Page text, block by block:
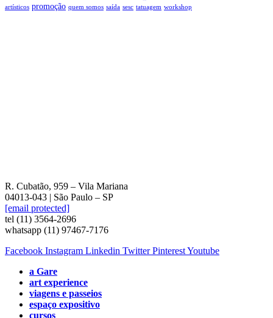
artísticos promoção quem somos saída sesc tatuagem workshop
R. Cubatão, 959 – Vila Mariana
04013-043 | São Paulo – SP
[email protected]
tel (11) 3564-2696
whatsapp (11) 97467-7176
Facebook Instagram Linkedin Twitter PinterestYoutube
a Gare
art experience
viagens e passeios
espaço expositivo
cursos